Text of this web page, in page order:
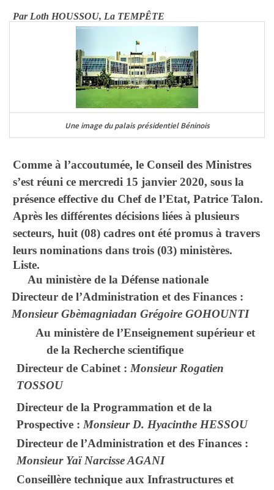
Par Loth HOUSSOU, La TEMPÊTE
Une image du palais présidentiel Béninois
Comme à l’accoutumée, le Conseil des Ministres
s’est réuni ce mercredi 15 janvier 2020, sous la
présence effective du Chef de l’Etat, Patrice Talon.
Après les différentes décisions liées à plusieurs
secteurs, huit (08) cadres ont été promus à travers
leurs nominations dans trois (03) ministères.
Liste.
Au ministère de la Défense nationale
Directeur de l’Administration et des Finances :
Monsieur Gbèmagniadan Grégoire GOHOUNTI
Au ministère de l’Enseignement supérieur et
de la Recherche scientifique
Directeur de Cabinet :Monsieur Rogatien
TOSSOU
Directeur de la Programmation et de la
Prospective :Monsieur D. Hyacinthe HESSOU
Directeur de l’Administration et des Finances :
Monsieur Yaï Narcisse AGANI
Conseillère technique aux Infrastructures et